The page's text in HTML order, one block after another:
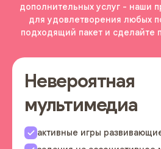
дополнительных услуг - наши
для удовлетворения любых
подходящий пакет и сделайте
Невероятная
мультимедиа
активные игры